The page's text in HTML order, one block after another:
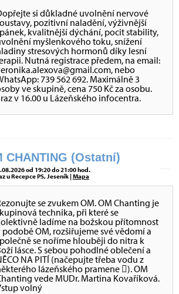
si důkladné uvolnění nervové
pozitivní naladění, výživnější
kvalitnější dýchání, pocit stability,
myšlenkového toku, snížení
stresových hormonů díky lesní
Nutná registrace předem, na email:
nebo
739 562 692. Maximálně 3
ve skupině, cena 750 Kč za osobu.
v 16.00 u Lázeňského infocentra.
CHANTING (Ostatní)
od 19:20 do 21:00 hod.
u Recepce PS, Jeseník |Mapa
se zvukem OM. OM Chanting je
technika, při které se
ladíme na božskou přítomnost
podobě OM, rozšiřujeme své vědomí a
se noříme hlouběji do nitra k
lásce. S sebou pohodlné oblečení a
NA PITÍ (načepujte třeba vodu z
lázeňského pramene ). OM
vede MUDr. Martina Kovaříková.
volný